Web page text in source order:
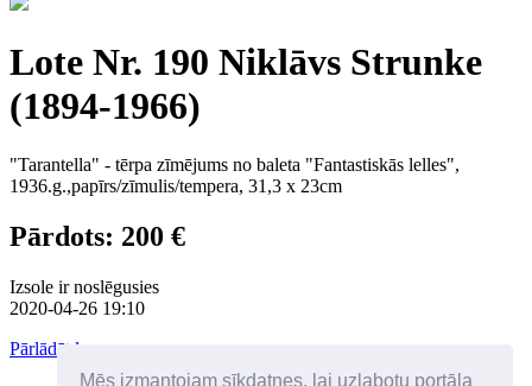
Mēs izmantojam sīkdatnes, lai uzlabotu portāla
Lote Nr. 190 Niklāvs Strunke
(1894-1966)
"Tarantella" - tērpa zīmējums no baleta "Fantastiskās lelles",
1936.g.,papīrs/zīmulis/tempera, 31,3 x 23cm
Pārdots: 200 €
Izsole ir noslēgusies
2020-04-26 19:10
Pārlādēt lapu